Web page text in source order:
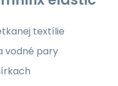
textílie
vodné pary